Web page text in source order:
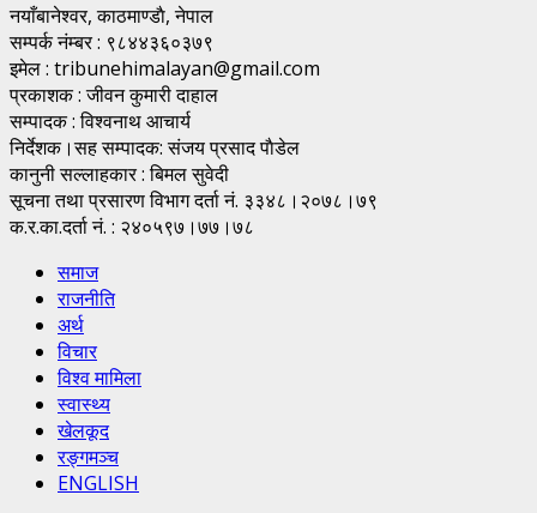
नयाँबानेश्वर, काठमाण्डाै, नेपाल
सम्पर्क नंम्बर : ९८४४३६०३७९
इमेल : tribunehimalayan@gmail.com
प्रकाशक : जीवन कुमारी दाहाल
सम्पादक : विश्वनाथ आचार्य
निर्देशक।सह सम्पादक: संजय प्रसाद पाैडेल
कानुनी सल्लाहकार : बिमल सुवेदी
सूचना तथा प्रसारण विभाग दर्ता नं. ३३४८।२०७८।७९
क.र.का.दर्ता नं. : २४०५९७।७७।७८
समाज
राजनीति
अर्थ
विचार
विश्व मामिला
स्वास्थ्य
खेलकूद
रङ्गमञ्च
ENGLISH